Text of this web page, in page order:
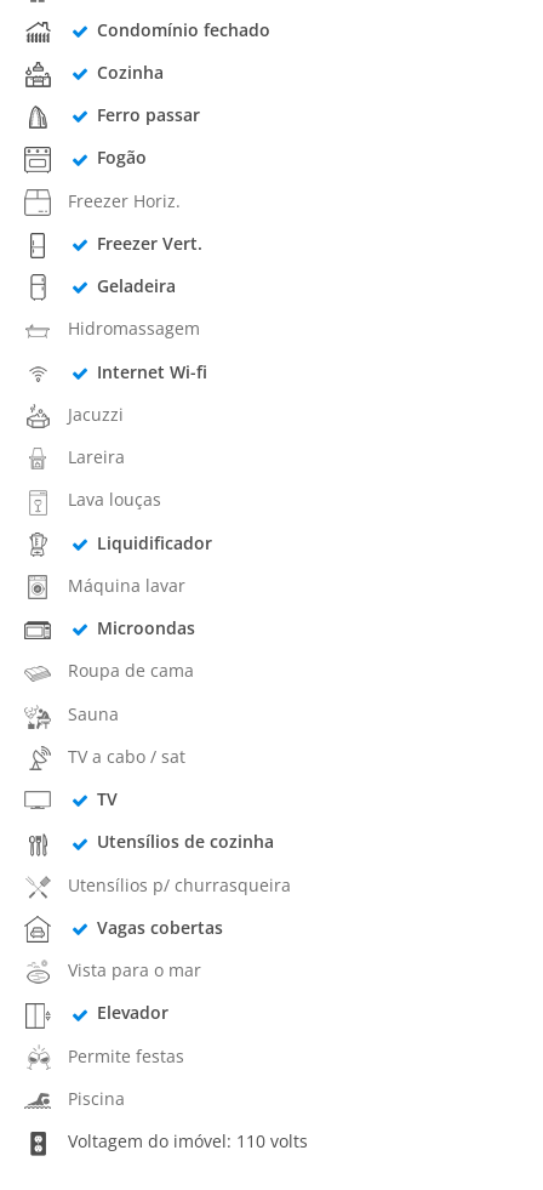
Condomínio fechado
Cozinha
Ferro passar
Fogão
Freezer Horiz.
Freezer Vert.
Geladeira
Hidromassagem
Internet Wi-fi
Jacuzzi
Lareira
Lava louças
Liquidificador
Máquina lavar
Microondas
Roupa de cama
Sauna
TV a cabo / sat
TV
Utensílios de cozinha
Utensílios p/ churrasqueira
Vagas cobertas
Vista para o mar
Elevador
Permite festas
Piscina
Voltagem do imóvel: 110 volts